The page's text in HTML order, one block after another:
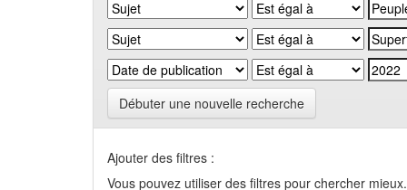
Débuter une nouvelle recherche
Ajouter des filtres :
Vous pouvez utiliser des filtres pour chercher mieux.